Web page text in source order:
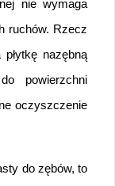
nie wymaga
ruchów. Rzecz
nazębną
powierzchni
oczyszczenie
do zębów, to